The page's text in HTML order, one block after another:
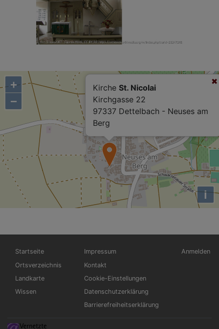
Kirche St. Nicolai
Kirchgasse 22
97337 Dettelbach - Neuses am
Berg
+
−
i
Hauptnavigation
Startseite
Ortsverzeichnis
Landkarte
Wissen
Fußbereichsmenü
Impressum
Kontakt
Cookie-Einstellungen
Datenschutzerklärung
Barrierefreiheitserklärung
Anmelden